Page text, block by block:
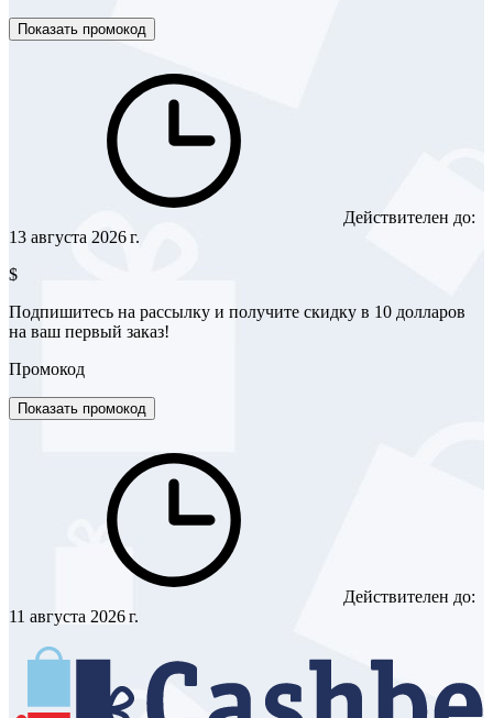
Показать промокод
Действителен до:
13 августа 2026 г.
$
Подпишитесь на рассылку и получите скидку в 10 долларов
на ваш первый заказ!
Промокод
Показать промокод
Действителен до:
11 августа 2026 г.